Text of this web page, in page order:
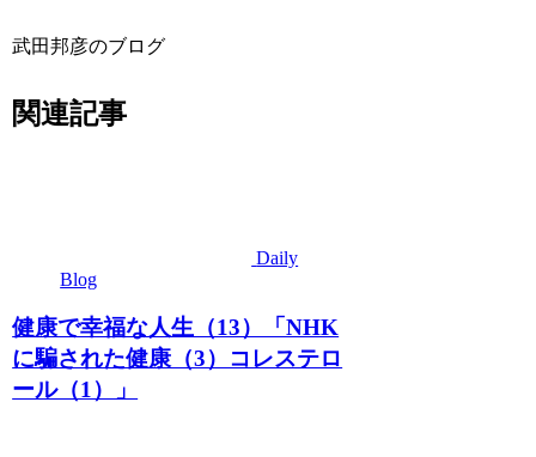
武田邦彦のブログ
関連記事
Daily
Blog
健康で幸福な人生（13）「NHK
に騙された健康（3）コレステロ
ール（1）」